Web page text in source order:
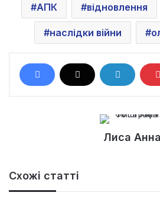
АПК відновлення
наслідки війни
Лиса Анна
Схожі статті